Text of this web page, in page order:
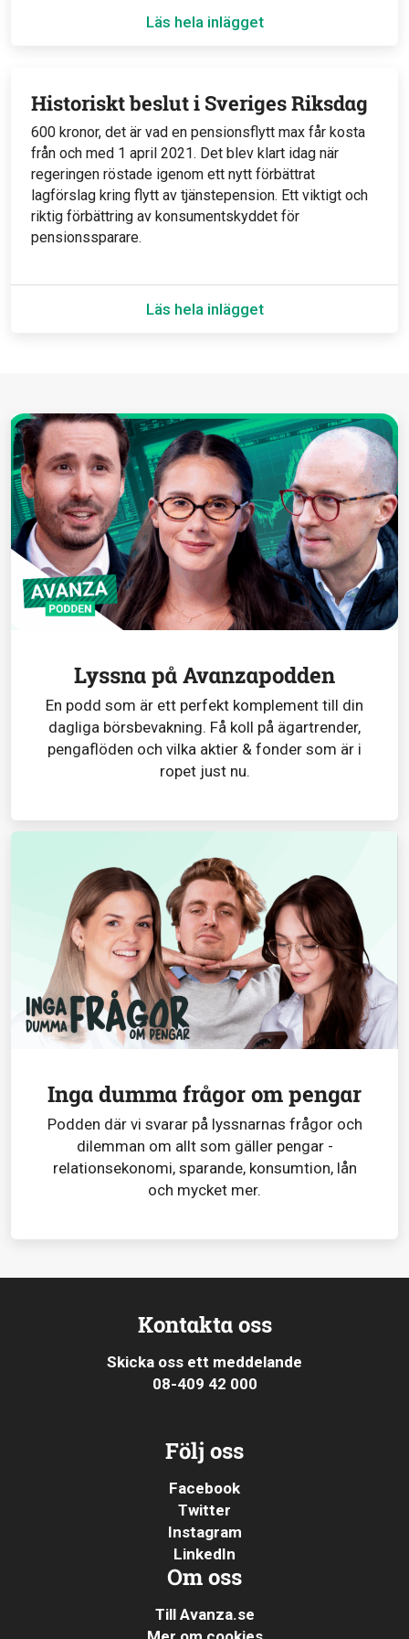
Läs hela inlägget
Historiskt beslut i Sveriges Riksdag
600 kronor, det är vad en pensionsflytt max får kosta
från och med 1 april 2021. Det blev klart idag när
regeringen röstade igenom ett nytt förbättrat
lagförslag kring flytt av tjänstepension. Ett viktigt och
riktig förbättring av konsumentskyddet för
pensionssparare.
Läs hela inlägget
Lyssna på Avanzapodden
En podd som är ett perfekt komplement till din
dagliga börsbevakning. Få koll på ägartrender,
pengaflöden och vilka aktier & fonder som är i
ropet just nu.
Inga dumma frågor om pengar
Podden där vi svarar på lyssnarnas frågor och
dilemman om allt som gäller pengar -
relationsekonomi, sparande, konsumtion, lån
och mycket mer.
Kontakta oss
Skicka oss ett meddelande
08-409 42 000
Följ oss
Facebook
Twitter
Instagram
LinkedIn
Om oss
Till Avanza.se